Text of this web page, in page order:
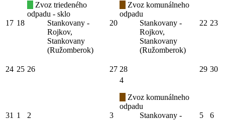
17 18
Zvoz triedeného
odpadu - sklo
Stankovany -
Rojkov,
Stankovany
(Ružomberok)
20
Zvoz komunálneho
odpadu
Stankovany -
Rojkov,
Stankovany
(Ružomberok)
22 23
24 25 26 27 28 29 30
31 1 2 3
4
Zvoz komunálneho
odpadu
Stankovany -
5 6